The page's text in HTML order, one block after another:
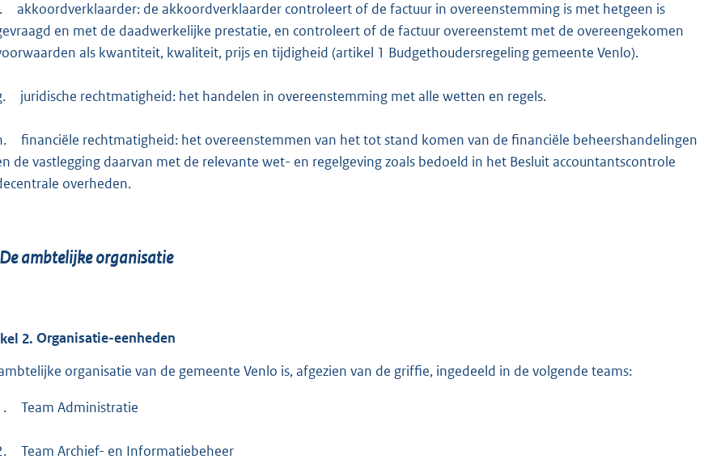
akkoordverklaarder: de akkoordverklaarder controleert of de factuur in overeenstemming is met hetgeen is
en met de daadwerkelijke prestatie, en controleert of de factuur overeenstemt met de overeengekomen
als kwantiteit, kwaliteit, prijs en tijdigheid (artikel 1 Budgethoudersregeling gemeente Venlo).
juridische rechtmatigheid: het handelen in overeenstemming met alle wetten en regels.
financiële rechtmatigheid: het overeenstemmen van het tot stand komen van de financiële beheershandelingen
de vastlegging daarvan met de relevante wet- en regelgeving zoals bedoeld in het Besluit accountantscontrole
overheden.
ambtelijke organisatie
2. Organisatie-eenheden
organisatie van de gemeente Venlo is, afgezien van de griffie, ingedeeld in de volgende teams:
Team Administratie
Team Archief- en Informatiebeheer